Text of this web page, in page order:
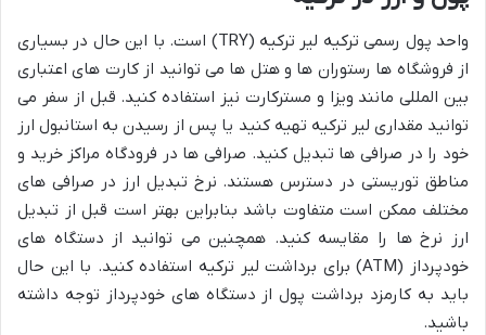
واحد پول رسمی ترکیه لیر ترکیه (TRY) است. با این حال در بسیاری
از فروشگاه ها رستوران ها و هتل ها می توانید از کارت های اعتباری
بین المللی مانند ویزا و مسترکارت نیز استفاده کنید. قبل از سفر می
توانید مقداری لیر ترکیه تهیه کنید یا پس از رسیدن به استانبول ارز
خود را در صرافی ها تبدیل کنید. صرافی ها در فرودگاه مراکز خرید و
مناطق توریستی در دسترس هستند. نرخ تبدیل ارز در صرافی های
مختلف ممکن است متفاوت باشد بنابراین بهتر است قبل از تبدیل
ارز نرخ ها را مقایسه کنید. همچنین می توانید از دستگاه های
خودپرداز (ATM) برای برداشت لیر ترکیه استفاده کنید. با این حال
باید به کارمزد برداشت پول از دستگاه های خودپرداز توجه داشته
باشید.